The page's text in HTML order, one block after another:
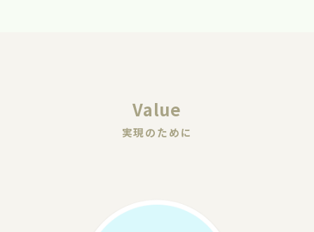
Value
実現のために